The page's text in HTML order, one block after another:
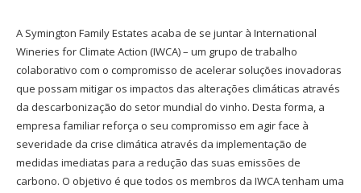
A Symington Family Estates acaba de se juntar à International
Wineries for Climate Action (IWCA) – um grupo de trabalho
colaborativo com o compromisso de acelerar soluções inovadoras
que possam mitigar os impactos das alterações climáticas através
da descarbonização do setor mundial do vinho. Desta forma, a
empresa familiar reforça o seu compromisso em agir face à
severidade da crise climática através da implementação de
medidas imediatas para a redução das suas emissões de
carbono. O objetivo é que todos os membros da IWCA tenham uma